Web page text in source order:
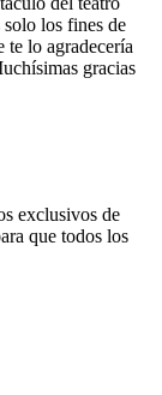
solo los fines de
te lo agradecería
gracias
exclusivos de
que todos los